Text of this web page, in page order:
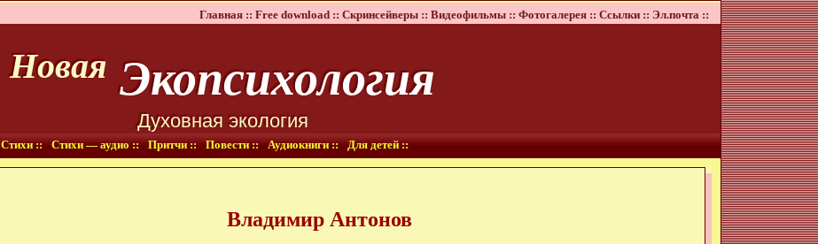
Главная :: Free download :: Скринсейверы :: Видеофильмы :: Фотогалерея :: Ссылки :: Эл.почта ::
Новая Экопсихология
Духовная экология
Стихи :: Стихи — аудио :: Притчи :: Повести :: Аудиокниги :: Для детей ::
Владимир Антонов